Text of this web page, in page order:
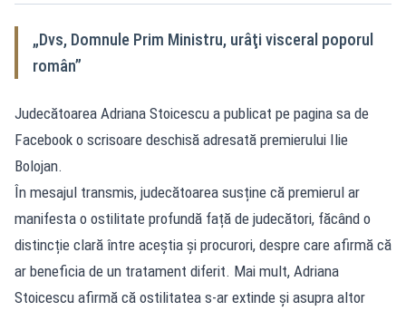
„Dvs, Domnule Prim Ministru, urâţi visceral poporul
român”
Judecătoarea Adriana Stoicescu a publicat pe pagina sa de
Facebook o scrisoare deschisă adresată premierului Ilie
Bolojan.
În mesajul transmis, judecătoarea susține că premierul ar
manifesta o ostilitate profundă față de judecători, făcând o
distincție clară între aceștia și procurori, despre care afirmă că
ar beneficia de un tratament diferit. Mai mult, Adriana
Stoicescu afirmă că ostilitatea s-ar extinde și asupra altor